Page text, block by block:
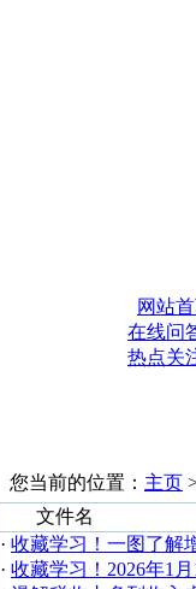
网站
在线问
热点关
您当前的位置： 主页
文件名
· 收藏学习！一图了解
· 收藏学习！2026年1